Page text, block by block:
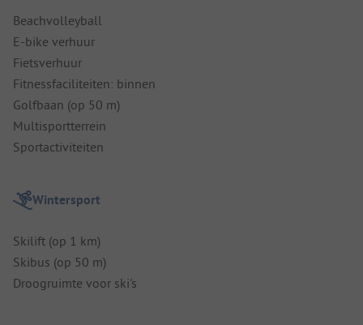
Beachvolleyball
E-bike verhuur
Fietsverhuur
Fitnessfaciliteiten: binnen
Golfbaan (op 50 m)
Multisportterrein
Sportactiviteiten
Wintersport
Skilift (op 1 km)
Skibus (op 50 m)
Droogruimte voor ski's